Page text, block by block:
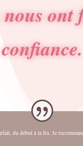
ont
confiance.
du début à la fin. Je